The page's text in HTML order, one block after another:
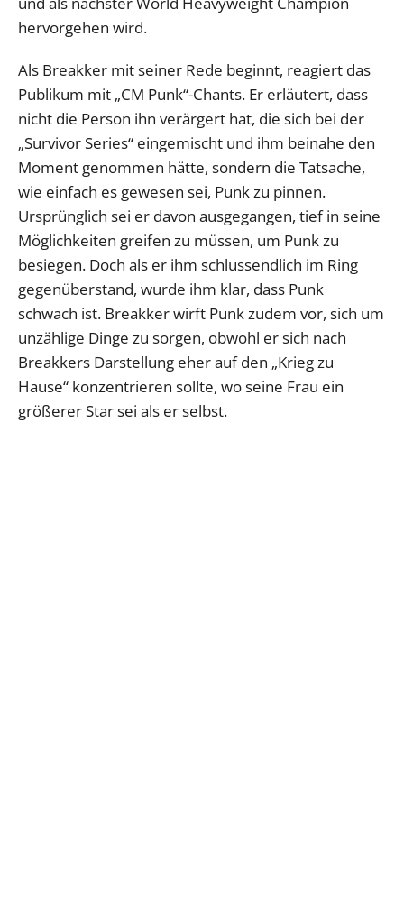
hervorgehen wird.
Als Breakker mit seiner Rede beginnt, reagiert das
Publikum mit „CM Punk“-Chants. Er erläutert, dass
nicht die Person ihn verärgert hat, die sich bei der
„Survivor Series“ eingemischt und ihm beinahe den
Moment genommen hätte, sondern die Tatsache,
wie einfach es gewesen sei, Punk zu pinnen.
Ursprünglich sei er davon ausgegangen, tief in seine
Möglichkeiten greifen zu müssen, um Punk zu
besiegen. Doch als er ihm schlussendlich im Ring
gegenüberstand, wurde ihm klar, dass Punk
schwach ist. Breakker wirft Punk zudem vor, sich um
unzählige Dinge zu sorgen, obwohl er sich nach
Breakkers Darstellung eher auf den „Krieg zu
Hause“ konzentrieren sollte, wo seine Frau ein
größerer Star sei als er selbst.